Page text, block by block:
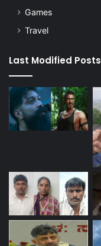
Games
Travel
Last Modified Posts